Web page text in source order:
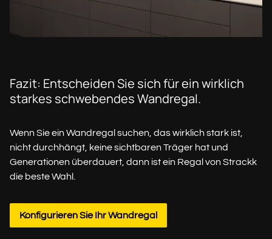
Fazit: Entscheiden Sie sich für ein wirklich
starkes schwebendes Wandregal.
Wenn Sie ein Wandregal suchen, das wirklich stark ist,
nicht durchhängt, keine sichtbaren Träger hat und
Generationen überdauert, dann ist ein Regal von Strackk
die beste Wahl.
Konfigurieren Sie Ihr Wandregal